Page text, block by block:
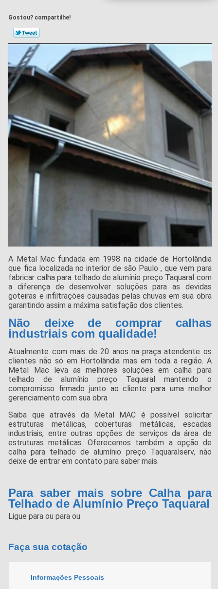
Gostou? compartilhe!
A Metal Mac fundada em 1998 na cidade de Hortolândia
que fica localizada no interior de são Paulo , que vem para
fabricar calha para telhado de alumínio preço Taquaral com
a diferença de desenvolver soluções para as devidas
goteiras e infiltrações causadas pelas chuvas em sua obra
garantindo assim a máxima satisfação dos clientes.
Não deixe de comprar calhas
industriais com qualidade!
Atualmente com mais de 20 anos na praça atendente os
clientes não só em Hortolândia mas em toda a região. A
Metal Mac leva as melhores soluções em calha para
telhado de alumínio preço Taquaral mantendo o
compromisso firmado junto ao cliente para uma melhor
gerenciamento com sua obra
Saiba que através da Metal MAC é possível solicitar
estruturas metálicas, coberturas metálicas, escadas
industriais, entre outras opções de serviços da área de
estruturas metálicas. Oferecemos também a opção de
calha para telhado de alumínio preço Taquaralserv, não
deixe de entrar em contato para saber mais.
Para saber mais sobre Calha para
Telhado de Alumínio Preço Taquaral
Ligue paraou paraou
Faça sua cotação
Informações Pessoais